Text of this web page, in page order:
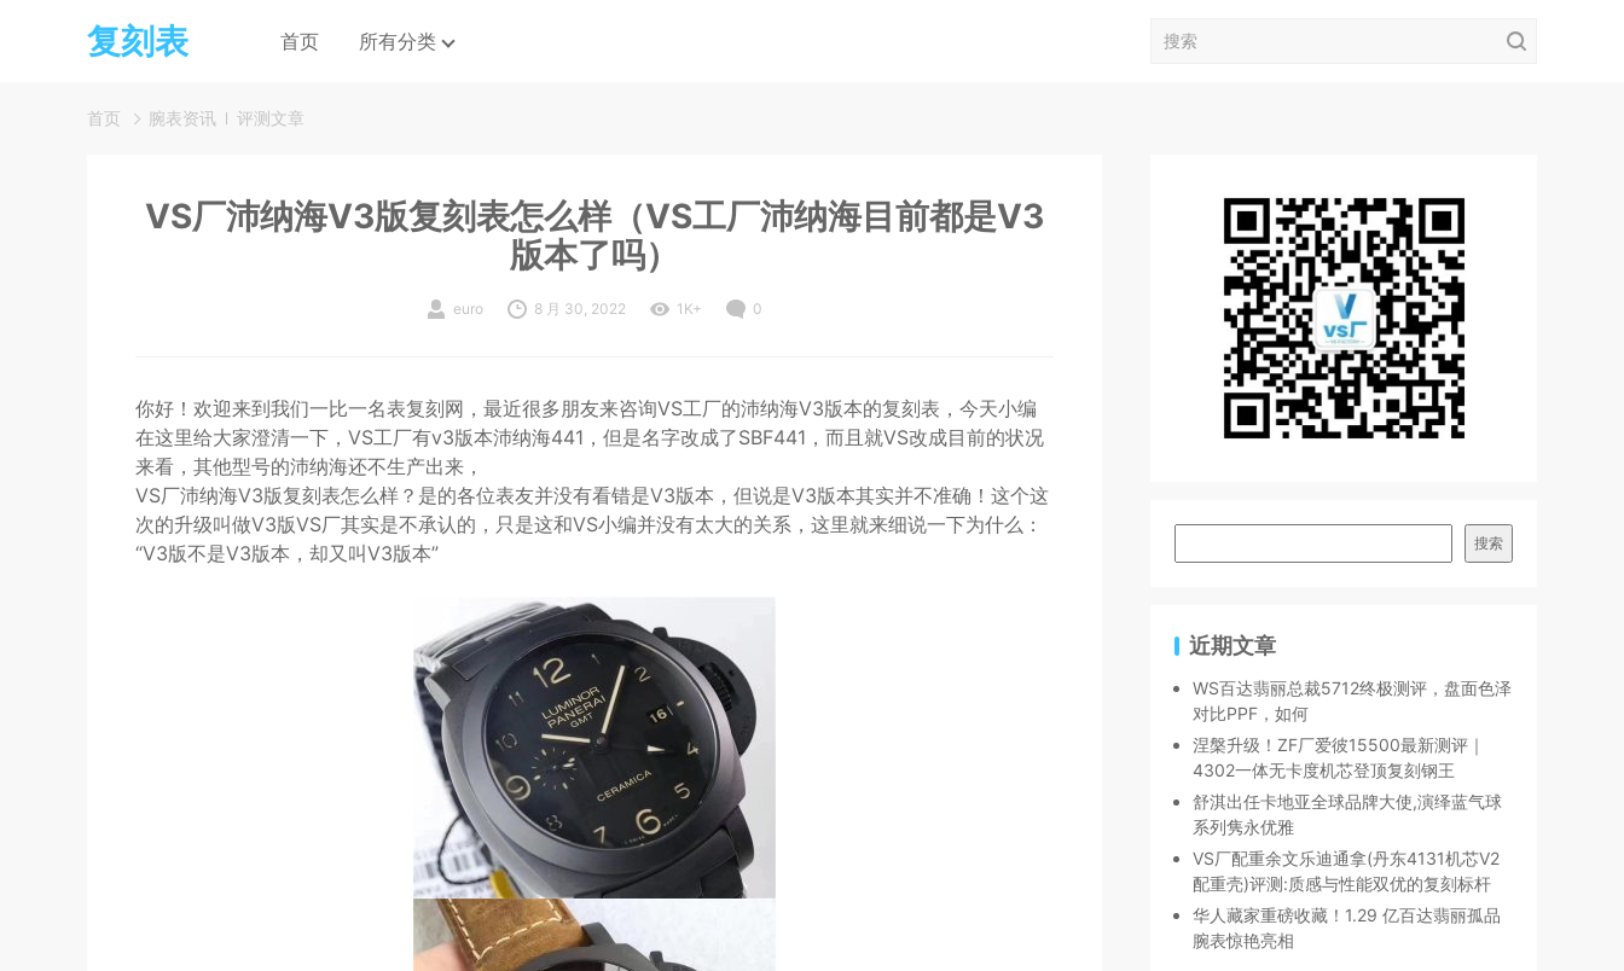
复刻表 首页 所有分类
首页 腕表资讯 评测文章
VS厂沛纳海V3版复刻表怎么样（VS工厂沛纳海目前都是V3
版本了吗）
euro 8 月 30, 2022 1K+ 0
你好！欢迎来到我们一比一名表复刻网，最近很多朋友来咨询VS工厂的沛纳海V3版本的复刻表，今天小编
在这里给大家澄清一下，VS工厂有v3版本沛纳海441，但是名字改成了SBF441，而且就VS改成目前的状况
来看，其他型号的沛纳海还不生产出来，
VS厂沛纳海V3版复刻表怎么样？是的各位表友并没有看错是V3版本，但说是V3版本其实并不准确！这个这
次的升级叫做V3版VS厂其实是不承认的，只是这和VS小编并没有太大的关系，这里就来细说一下为什么：
“V3版不是V3版本，却又叫V3版本”
搜索
近期文章
WS百达翡丽总裁5712终极测评，盘面色泽
对比PPF，如何
涅槃升级！ZF厂爱彼15500最新测评｜
4302一体无卡度机芯登顶复刻钢王
舒淇出任卡地亚全球品牌大使,演绎蓝气球
系列隽永优雅
VS厂配重余文乐迪通拿(丹东4131机芯V2
配重壳)评测:质感与性能双优的复刻标杆
华人藏家重磅收藏！1.29 亿百达翡丽孤品
腕表惊艳亮相